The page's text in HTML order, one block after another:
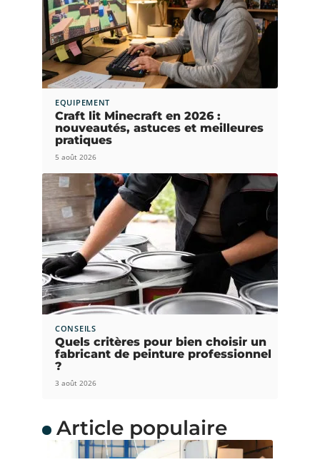
EQUIPEMENT
Craft lit Minecraft en 2026 :
nouveautés, astuces et meilleures
pratiques
5 août 2026
CONSEILS
Quels critères pour bien choisir un
fabricant de peinture professionnel
?
3 août 2026
Article populaire